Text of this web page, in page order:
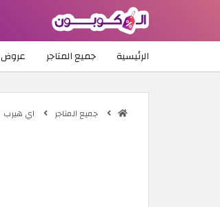
الرئيسية جميع المتاجر عروض
جميع المتاجر اي هيرب